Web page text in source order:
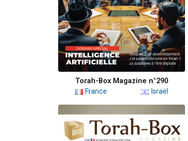
Torah-Box Magazine n°290
France
Israël